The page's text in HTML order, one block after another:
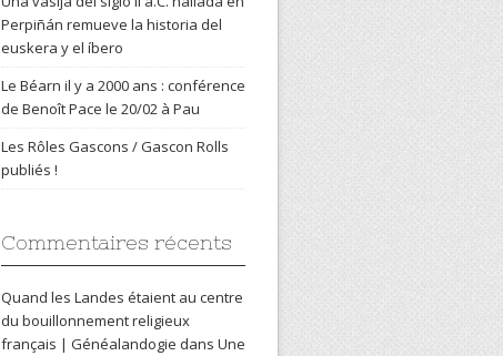
Perpiñán remueve la historia del
euskera y el íbero
Le Béarn il y a 2000 ans : conférence
de Benoît Pace le 20/02 à Pau
Les Rôles Gascons / Gascon Rolls
publiés !
Commentaires récents
Quand les Landes étaient au centre
du bouillonnement religieux
français | Généalandogie dans Une